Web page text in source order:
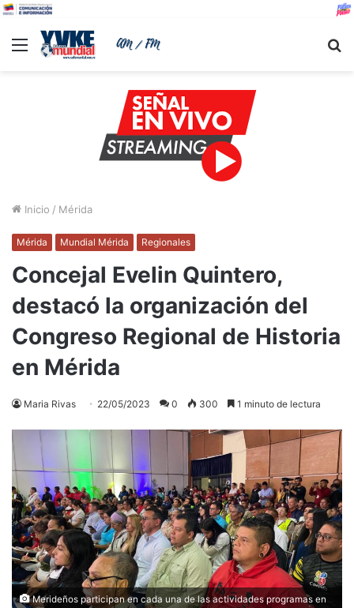
Menu
Inicio / Mérida
Mérida Mundial Mérida Regionales
Concejal Evelin Quintero,
destacó la organización del
Congreso Regional de Historia
en Mérida
Maria Rivas 22/05/2023 0 300 1 minuto de lectura
Merideños participan en cada una de las actividades programas en